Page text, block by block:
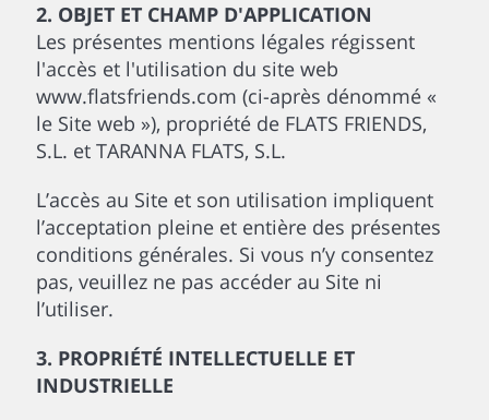
2. OBJET ET CHAMP D'APPLICATION
Les présentes mentions légales régissent
l'accès et l'utilisation du site web
www.flatsfriends.com (ci-après dénommé «
le Site web »), propriété de FLATS FRIENDS,
S.L. et TARANNA FLATS, S.L.
L’accès au Site et son utilisation impliquent
l’acceptation pleine et entière des présentes
conditions générales. Si vous n’y consentez
pas, veuillez ne pas accéder au Site ni
l’utiliser.
3. PROPRIÉTÉ INTELLECTUELLE ET
INDUSTRIELLE